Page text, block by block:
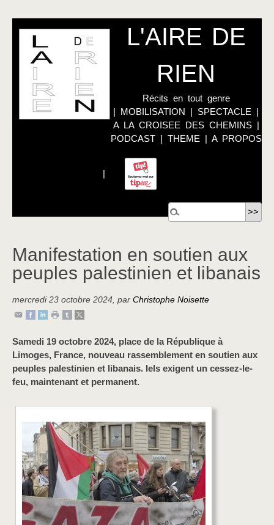
L'AIRE DE
RIEN
Récits en tout genre
| MOBILISATION | SPECTACLE |
A LA CROISEE DES CHEMINS|
PODCAST| THEME | A PROPOS
|
Manifestation en soutien aux
peuples palestinien et libanais
mercredi 23 octobre 2024, par Christophe Noisette
Samedi 19 octobre 2024, place de la République à
Limoges, France, nouveau rassemblement en soutien aux
peuples palestinien et libanais. Iels exigent un cessez-le-
feu, maintenant et permanent.